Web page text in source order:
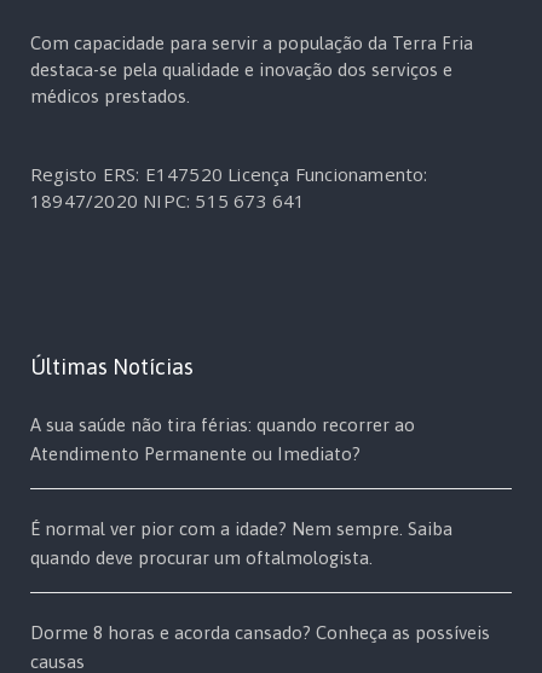
Com capacidade para servir a população da Terra Fria
destaca-se pela qualidade e inovação dos serviços e
médicos prestados.
Registo ERS: E147520 Licença Funcionamento:
18947/2020 NIPC: 515 673 641
Últimas Notícias
A sua saúde não tira férias: quando recorrer ao
Atendimento Permanente ou Imediato?
É normal ver pior com a idade? Nem sempre. Saiba
quando deve procurar um oftalmologista.
Dorme 8 horas e acorda cansado? Conheça as possíveis
causas